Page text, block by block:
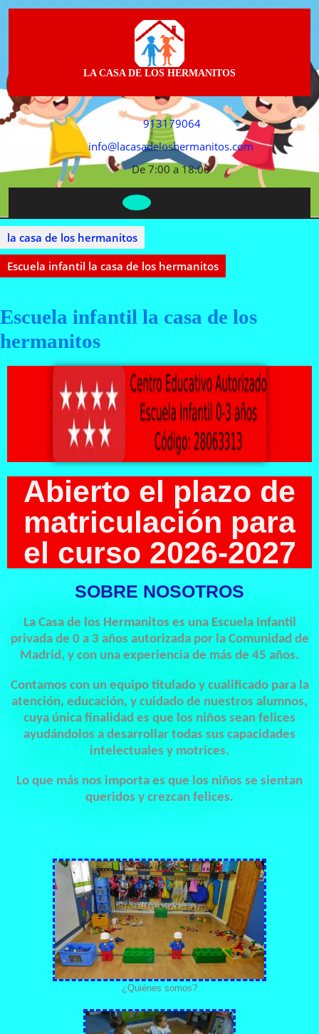
LA CASA DE LOS HERMANITOS
913179064
info@lacasadeloshermanitos.com
De 7:00 a 18:00
la casa de los hermanitos
Escuela infantil la casa de los hermanitos
Escuela infantil la casa de los
hermanitos
Abierto el plazo de
matriculación para
el curso 2026-2027
SOBRE NOSOTROS
La Casa de los Hermanitos es una Escuela Infantil
privada de 0 a 3 años autorizada por la Comunidad de
Madrid, y con una experiencia de más de 45 años.
Contamos con un equipo titulado y cualificado para la
atención, educación, y cuidado de nuestros alumnos,
cuya única finalidad es que los niños sean felices
ayudándolos a desarrollar todas sus capacidades
intelectuales y motrices.
Lo que más nos importa es que los niños se sientan
queridos y crezcan felices.
¿Quiénes somos?